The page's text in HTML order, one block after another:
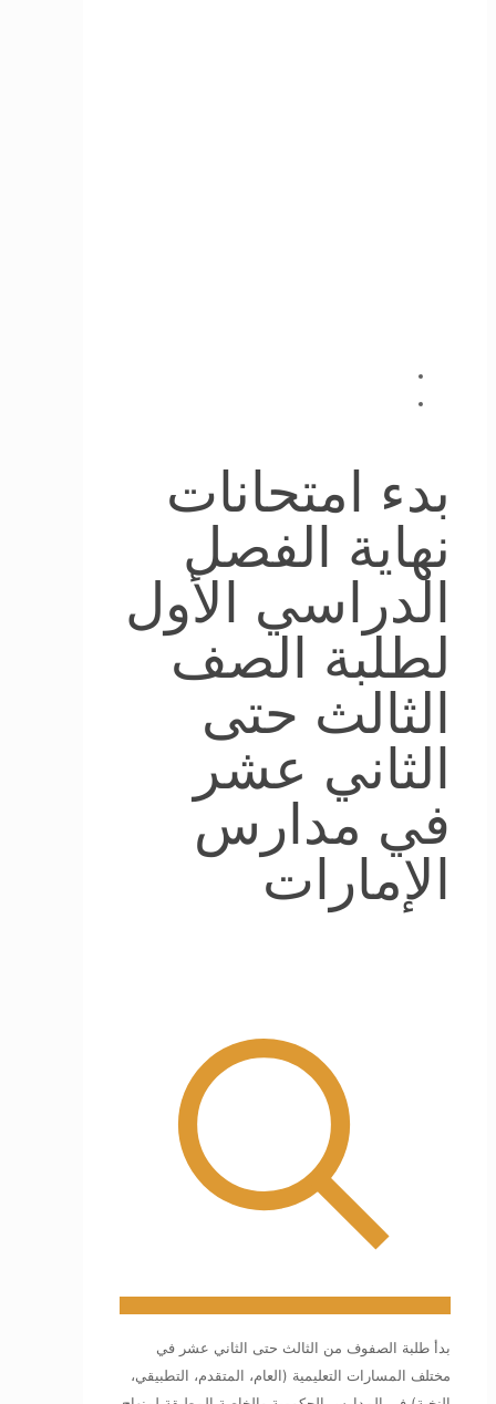
بدء امتحانات
نهاية الفصل
الدراسي الأول
لطلبة الصف
الثالث حتى
الثاني عشر
في مدارس
الإمارات
بدأ طلبة الصفوف من الثالث حتى الثاني عشر في
مختلف المسارات التعليمية (العام، المتقدم، التطبيقي،